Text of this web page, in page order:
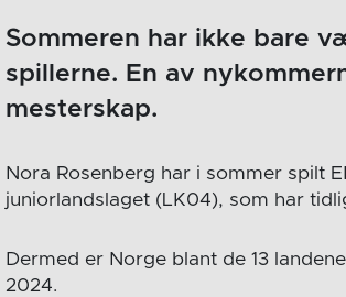
Sommeren har ikke bare
spillerne. En av
mesterskap.
Nora Rosenberg har i sommer spilt
juniorlandslaget (LK04), som har
Dermed er Norge blant de 13
2024.